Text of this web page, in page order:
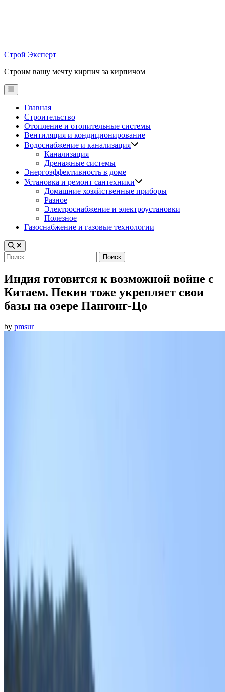
Строй Эксперт
Строим вашу мечту кирпич за кирпичом
Main
Menu
Главная
Строительство
Отопление и отопительные системы
Вентиляция и кондиционирование
Водоснабжение и канализация
Канализация
Дренажные системы
Энергоэффективность в доме
Установка и ремонт сантехники
Домашние хозяйственные приборы
Разное
Электроснабжение и электроустановки
Полезное
Газоснабжение и газовые технологии
Найти:
Индия готовится к возможной войне с
Китаем. Пекин тоже укрепляет свои
базы на озере Пангонг-Цо
by pmsur